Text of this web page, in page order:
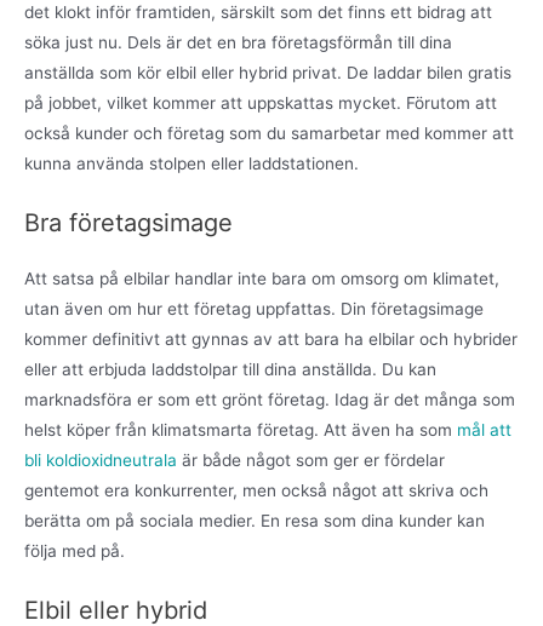
det klokt inför framtiden, särskilt som det finns ett bidrag att
söka just nu. Dels är det en bra företagsförmån till dina
anställda som kör elbil eller hybrid privat. De laddar bilen gratis
på jobbet, vilket kommer att uppskattas mycket. Förutom att
också kunder och företag som du samarbetar med kommer att
kunna använda stolpen eller laddstationen.
Bra företagsimage
Att satsa på elbilar handlar inte bara om omsorg om klimatet,
utan även om hur ett företag uppfattas. Din företagsimage
kommer definitivt att gynnas av att bara ha elbilar och hybrider
eller att erbjuda laddstolpar till dina anställda. Du kan
marknadsföra er som ett grönt företag. Idag är det många som
helst köper från klimatsmarta företag. Att även ha som mål att
bli koldioxidneutrala är både något som ger er fördelar
gentemot era konkurrenter, men också något att skriva och
berätta om på sociala medier. En resa som dina kunder kan
följa med på.
Elbil eller hybrid